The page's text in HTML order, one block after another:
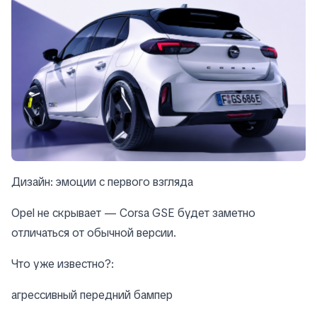
Дизайн: эмоции с первого взгляда
Opel не скрывает — Corsa GSE будет заметно
отличаться от обычной версии.
Что уже известно?:
агрессивный передний бампер